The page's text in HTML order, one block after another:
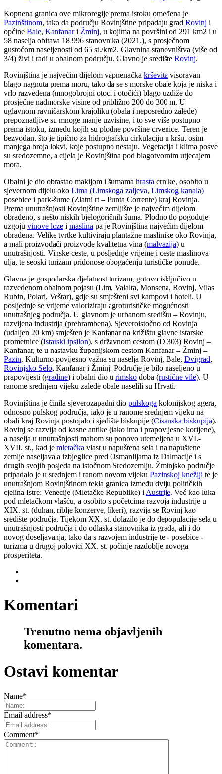
Kopnena granica ove mikroregije prema istoku omeđena je
Pazinštinom, tako da području Rovinjštine pripadaju grad Rovinj i
općine Bale, Kanfanari Žminj, u kojima na površini od 291 km2 i u
58 naselja obitava 18 996 stanovnika (2021.), s prosječnom
gustoćom naseljenosti od 65 st./km2. Glavnina stanovništva (više od
3/4) živi i radi u obalnom području. Glavno je središte Rovinj.
Rovinjština je najvećim dijelom vapnenačka krševita visoravan
blago nagnuta prema moru, tako da se s morske obale koja je niska i
vrlo razvedena (mnogobrojni otoci i otočići) blago uzdiže do
prosječne nadmorske visine od približno 200 do 300 m. U
uglavnom ravničarskom krajoliku (obala i neposredno zaleđe)
prepoznatljive su mnoge manje uzvisine, i to sve više postupno
prema istoku, između kojih su plodne površine crvenice. Teren je
bezvodan, što je tipično za hidrografsku cirkulaciju u kršu, osim
manjega broja lokvi, koje postupno nestaju. Vegetacija i klima posve
su sredozemne, a cijela je Rovinjština pod blagotvornim utjecajem
mora.
Obalni je dio obrastao makijom i šumama hrasta crnike, osobito u
sjevernom dijelu oko Lima (Limskoga zaljeva, Limskog kanala)
posebice i park-šume (Zlatni rt – Punta Corrente) kraj Rovinja.
Prema unutrašnjosti Rovinjštine zemljište je najvećim dijelom
obrađeno, s nešto niskih bjelogoričnih šuma. Plodno tlo pogoduje
uzgoju vinove loze i maslina pa je Rovinjština najvećim dijelom
obrađena. Velike tvrtke kultiviraju plantažne maslinike oko Rovinja,
a mali proizvođači proizvode kvalitetna vina (malvazija) u
unutrašnjosti. Vinske ceste, u posljednje vrijeme i ceste maslinova
ulja, te seoski turizam pridonose obogaćenju turističke ponude.
Glavna je gospodarska djelatnost turizam, gotovo isključivo u
razvedenom obalnom pojasu (Lim, Valalta, Monsena, Rovinj, Vilas
Rubin, Polari, Veštar), gdje su smješteni svi kampovi i hoteli. U
posljednje se vrijeme valoriziraju agroturističke mogućnosti
unutrašnjeg područja. U glavnom je urbanom središtu – Rovinju,
razvijena industrija (prehrambena). Sjeveroistočno od Rovinja
(udaljen 20 km) smješten je Kanfanar na križištu glavne istarske
prometnice (Istarski ipsilon), s državnom cestom (D 303) Rovinj –
Kanfanar, te u nastavku županijskom cestom Kanfanar – Žminj –
Pazin. Kulturno-povijesno važna su naselja Rovinj, Bale, Dvigrad,
Rovinjsko Selo, Kanfanar i Žminj. Područje je bilo naseljeno u
prapovijesti (gradine) i obalni dio u rimsko doba (rustične vile). U
ranome srednjem vijeku zaleđe obale naselili su Hrvati.
Rovinjština je činila sjeverozapadni dio pulskoga kolonijskog agera,
odnosno pulskog područja, iako je u ranome srednjem vijeku na
obali kraj Rovinja postojalo i sjedište biskupije (Cisanska biskupija).
Rovinj se razvija od kasne antike (iako ima i prapovijesne korijene),
a naselja u unutrašnjosti mahom su ponovo utemeljena u XVI.-
XVII. st., kad je mletačka vlast u napuštena sela i na napuštene
zemlje naseljavala izbjeglice pred Osmanlijama iz Dalmacije i s
drugih svojih posjeda na istočnom Sredozemlju. Žminjsko područje
pripadalo je u srednjem i ranom novom vijeku Pazinskoj knežiji te je
unutrašnjom Rovinjštinom tekla granica između dviju političkih
cjelina Istre: Venecije (Mletačke Republike) i Austrije. Već kao luka
pod mletačkom vlašću, a osobito s početcima razvoja industrije u
XIX. st. (duhan, riblje konzerve, likeri), razvija se Rovinj kao
središte područja. Tijekom XX. st. dolazilo je do depopulacije sela u
unutrašnjosti područja i do odlaska stanovnika iz grada, ali i do
novog doseljavanja, tako da s razvojem industrije te - posebice -
turizma u drugoj polovici XX. st. počinje razdoblje novoga
prosperiteta.
Komentari
Trenutno nema objavljenih
komentara.
Ostavi komentar
Name*
Email address*
Comment*